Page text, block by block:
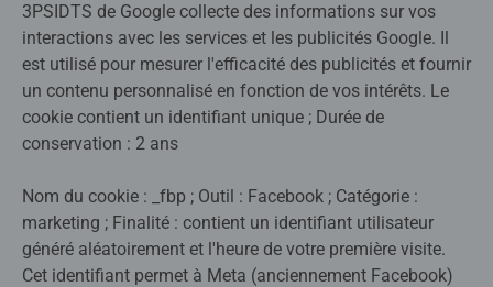
3PSIDTS de Google collecte des informations sur vos
interactions avec les services et les publicités Google. Il
est utilisé pour mesurer l'efficacité des publicités et fournir
un contenu personnalisé en fonction de vos intérêts. Le
cookie contient un identifiant unique ; Durée de
conservation : 2 ans
Nom du cookie : _fbp ; Outil : Facebook ; Catégorie :
marketing ; Finalité : contient un identifiant utilisateur
généré aléatoirement et l'heure de votre première visite.
Cet identifiant permet à Meta (anciennement Facebook)